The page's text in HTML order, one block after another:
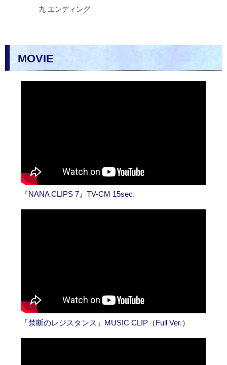
九 エンディング
MOVIE
『NANA CLIPS 7』TV-CM 15sec.
「禁断のレジスタンス」MUSIC CLIP（Full Ver.）